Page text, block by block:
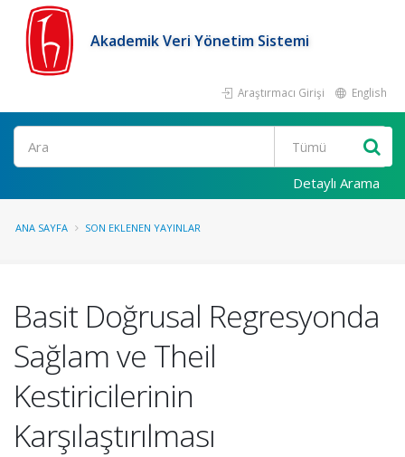
Akademik Veri Yönetim Sistemi
Araştırmacı Girişi English
Ara
Detaylı Arama
ANA SAYFA SON EKLENEN YAYINLAR
Basit Doğrusal Regresyonda
Sağlam ve Theil
Kestiricilerinin
Karşılaştırılması